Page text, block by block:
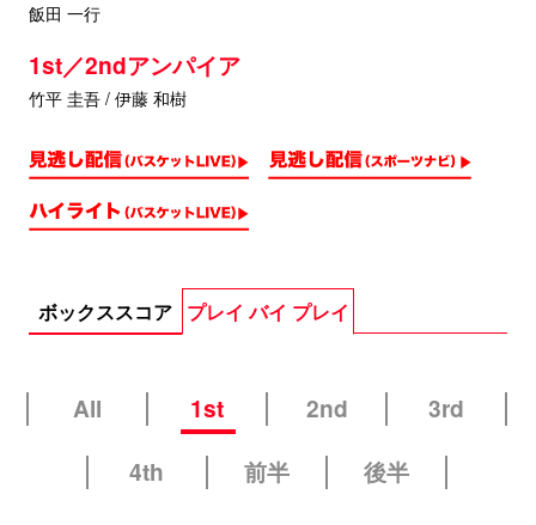
飯田 一行
1st／2ndアンパイア
竹平 圭吾 / 伊藤 和樹
ボックススコア プレイ バイ プレイ
All 1st 2nd
3rd
4th
前半 後半